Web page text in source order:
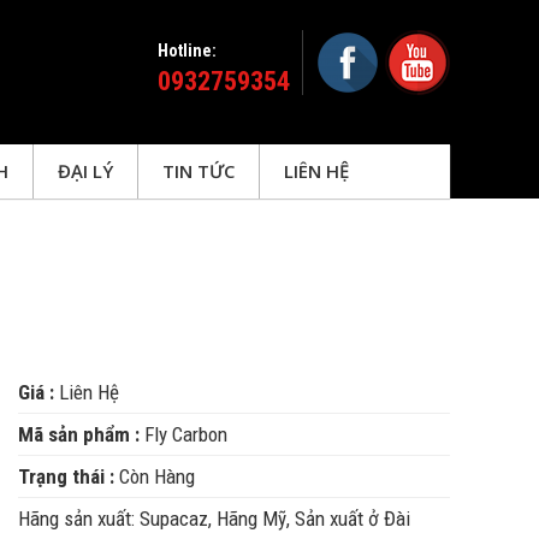
Hotline:
0932759354
ĐẠI LÝ TIN TỨC LIÊN HỆ
Giá : Liên Hệ
Mã sản phẩm : Fly Carbon
Trạng thái : Còn Hàng
Hãng sản xuất: Supacaz, Hãng Mỹ, Sản xuất ở Đài